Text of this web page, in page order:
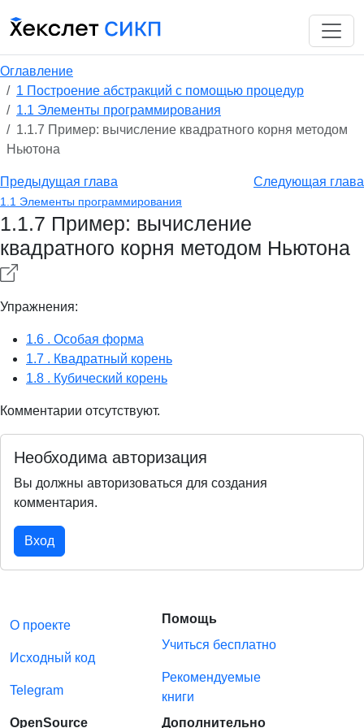
Оглавление
1 Построение абстракций с помощью процедур
1.1 Элементы программирования
1.1.7 Пример: вычисление квадратного корня методом
Ньютона
Предыдущая глава Следующая глава
1.1 Элементы программирования
1.1.7 Пример: вычисление
квадратного корня методом Ньютона
Упражнения:
1.6 . Особая форма
1.7 . Квадратный корень
1.8 . Кубический корень
Комментарии отсутствуют.
Необходима авторизация
Вы должны авторизоваться для создания
комментария.
Вход
О проекте
Исходный код
Telegram
Помощь
Учиться бесплатно
Рекомендуемые
книги
OpenSource
Дополнительно